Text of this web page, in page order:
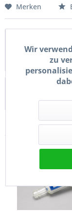
Merken
Neue Zündkerze
Schlüsselweite:
0
Bewertungen
Zubehör 10
Wir
zu